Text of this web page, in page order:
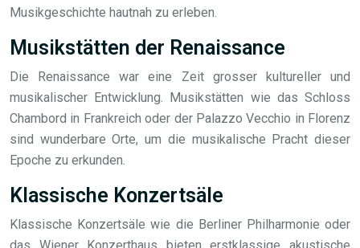
Musikgeschichte hautnah zu erleben.
Musikstätten der Renaissance
Die Renaissance war eine Zeit grosser kultureller und
musikalischer Entwicklung. Musikstätten wie das Schloss
Chambord in Frankreich oder der Palazzo Vecchio in Florenz
sind wunderbare Orte, um die musikalische Pracht dieser
Epoche zu erkunden.
Klassische Konzertsäle
Klassische Konzertsäle wie die Berliner Philharmonie oder
das Wiener Konzerthaus bieten erstklassige akustische